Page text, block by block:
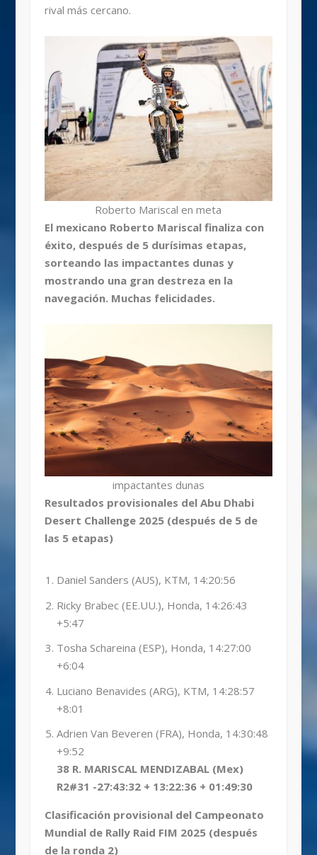
rival más cercano.
Roberto Mariscal en meta
El mexicano Roberto Mariscal finaliza con
éxito, después de 5 durísimas etapas,
sorteando las impactantes dunas y
mostrando una gran destreza en la
navegación. Muchas felicidades.
impactantes dunas
Resultados provisionales del Abu Dhabi
Desert Challenge 2025 (después de 5 de
las 5 etapas)
Daniel Sanders (AUS), KTM, 14:20:56
Ricky Brabec (EE.UU.), Honda, 14:26:43
+5:47
Tosha Schareina (ESP), Honda, 14:27:00
+6:04
Luciano Benavides (ARG), KTM, 14:28:57
+8:01
Adrien Van Beveren (FRA), Honda, 14:30:48
+9:52
38 R. MARISCAL MENDIZABAL (Mex)
R2#31 -27:43:32 + 13:22:36 + 01:49:30
Clasificación provisional del Campeonato
Mundial de Rally Raid FIM 2025 (después
de la ronda 2)